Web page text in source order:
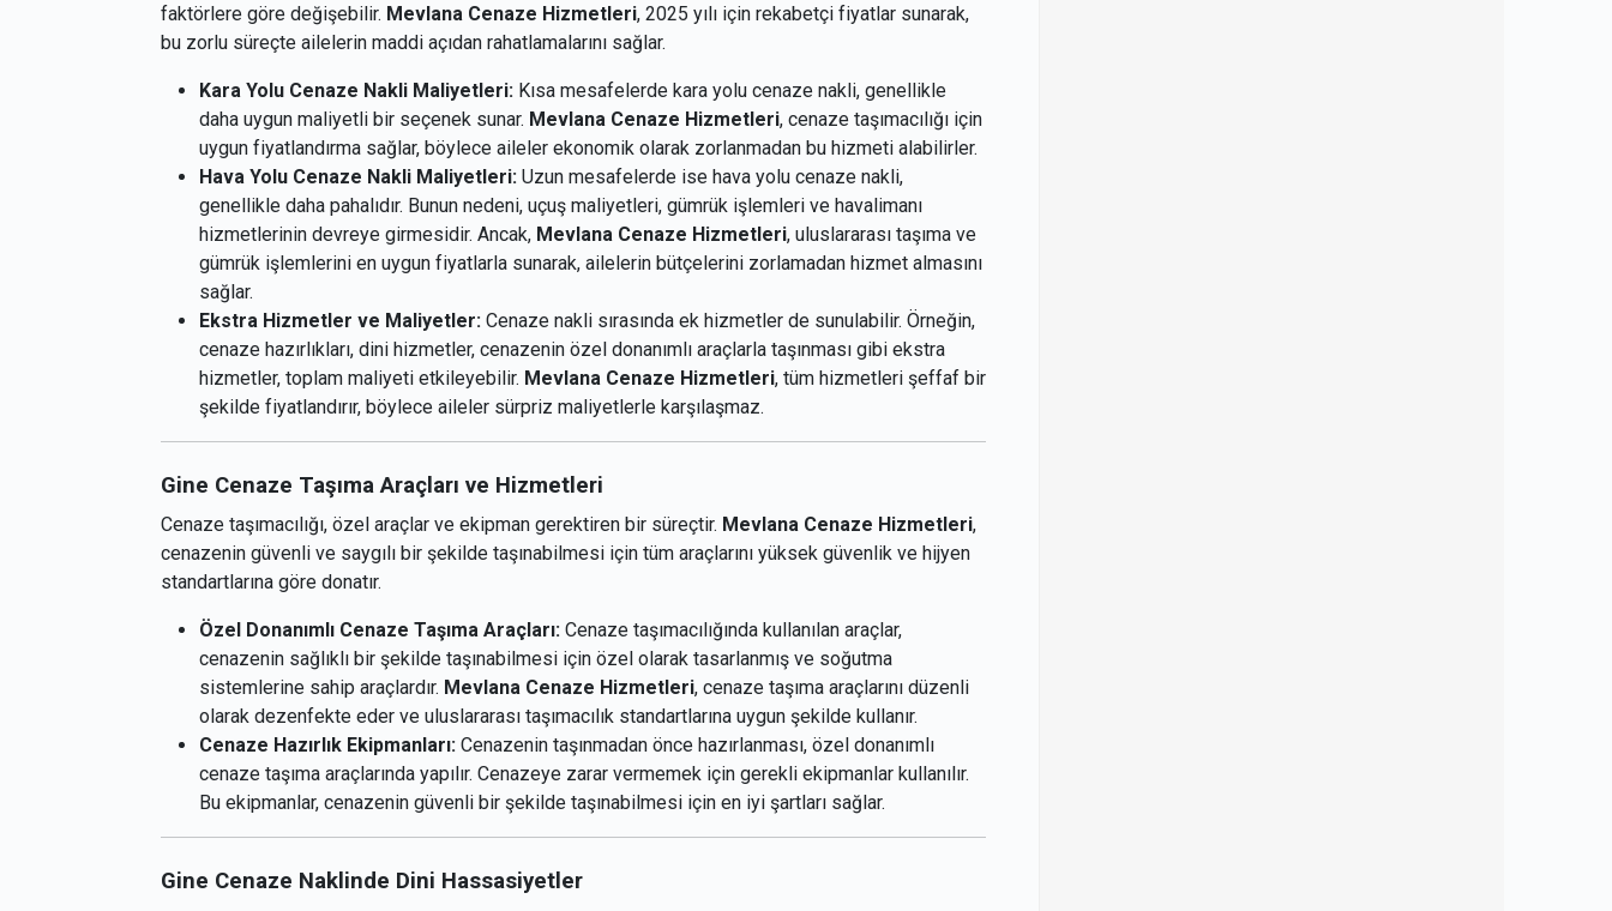
faktörlere göre değişebilir. Mevlana Cenaze Hizmetleri, 2025 yılı için rekabetçi fiyatlar sunarak,
bu zorlu süreçte ailelerin maddi açıdan rahatlamalarını sağlar.
Kara Yolu Cenaze Nakli Maliyetleri: Kısa mesafelerde kara yolu cenaze nakli, genellikle
daha uygun maliyetli bir seçenek sunar. Mevlana Cenaze Hizmetleri, cenaze taşımacılığı için
uygun fiyatlandırma sağlar, böylece aileler ekonomik olarak zorlanmadan bu hizmeti alabilirler.
Hava Yolu Cenaze Nakli Maliyetleri: Uzun mesafelerde ise hava yolu cenaze nakli,
genellikle daha pahalıdır. Bunun nedeni, uçuş maliyetleri, gümrük işlemleri ve havalimanı
hizmetlerinin devreye girmesidir. Ancak, Mevlana Cenaze Hizmetleri, uluslararası taşıma ve
gümrük işlemlerini en uygun fiyatlarla sunarak, ailelerin bütçelerini zorlamadan hizmet almasını
sağlar.
Ekstra Hizmetler ve Maliyetler: Cenaze nakli sırasında ek hizmetler de sunulabilir. Örneğin,
cenaze hazırlıkları, dini hizmetler, cenazenin özel donanımlı araçlarla taşınması gibi ekstra
hizmetler, toplam maliyeti etkileyebilir. Mevlana Cenaze Hizmetleri, tüm hizmetleri şeffaf bir
şekilde fiyatlandırır, böylece aileler sürpriz maliyetlerle karşılaşmaz.
Gine Cenaze Taşıma Araçları ve Hizmetleri
Cenaze taşımacılığı, özel araçlar ve ekipman gerektiren bir süreçtir. Mevlana Cenaze Hizmetleri,
cenazenin güvenli ve saygılı bir şekilde taşınabilmesi için tüm araçlarını yüksek güvenlik ve hijyen
standartlarına göre donatır.
Özel Donanımlı Cenaze Taşıma Araçları: Cenaze taşımacılığında kullanılan araçlar,
cenazenin sağlıklı bir şekilde taşınabilmesi için özel olarak tasarlanmış ve soğutma
sistemlerine sahip araçlardır. Mevlana Cenaze Hizmetleri, cenaze taşıma araçlarını düzenli
olarak dezenfekte eder ve uluslararası taşımacılık standartlarına uygun şekilde kullanır.
Cenaze Hazırlık Ekipmanları: Cenazenin taşınmadan önce hazırlanması, özel donanımlı
cenaze taşıma araçlarında yapılır. Cenazeye zarar vermemek için gerekli ekipmanlar kullanılır.
Bu ekipmanlar, cenazenin güvenli bir şekilde taşınabilmesi için en iyi şartları sağlar.
Gine Cenaze Naklinde Dini Hassasiyetler